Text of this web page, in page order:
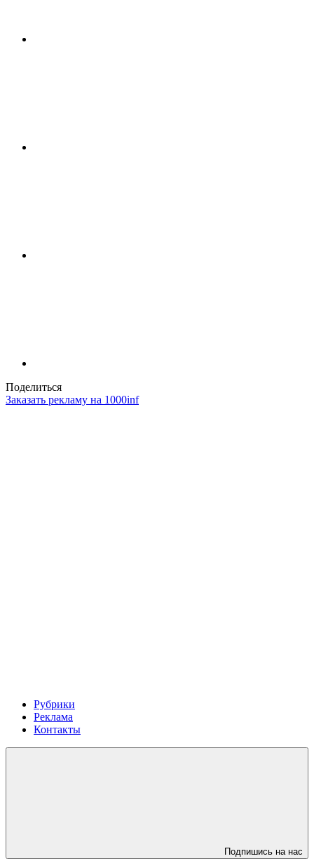
Поделиться
Заказать рекламу на 1000inf
Рубрики
Реклама
Контакты
Подпишись на нас